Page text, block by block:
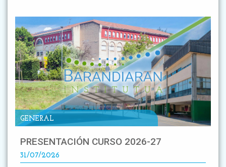
GENERAL
PRESENTACIÓN CURSO 2026-27
31/07/2026